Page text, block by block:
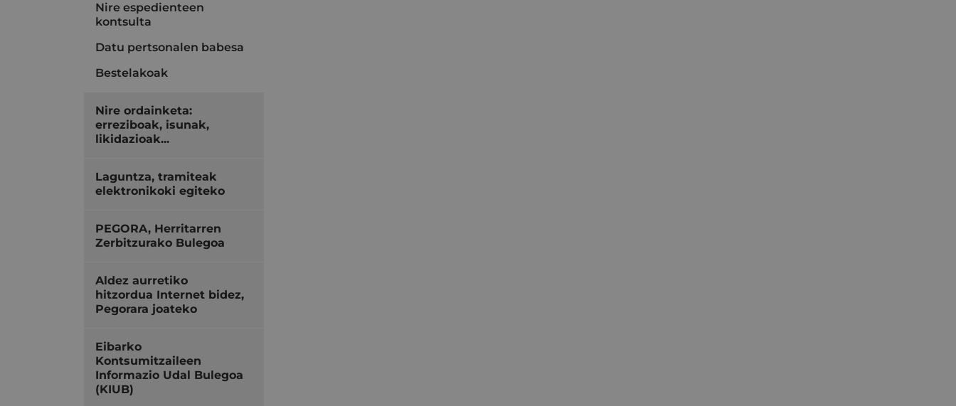
Nire espedienteen
kontsulta
Datu pertsonalen babesa
Bestelakoak
Nire ordainketa:
erreziboak, isunak,
likidazioak...
Laguntza, tramiteak
elektronikoki egiteko
PEGORA, Herritarren
Zerbitzurako Bulegoa
Aldez aurretiko
hitzordua Internet bidez,
Pegorara joateko
Eibarko
Kontsumitzaileen
Informazio Udal Bulegoa
(KIUB)